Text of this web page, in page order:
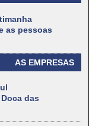
as pessoas
AS EMPRESAS
das